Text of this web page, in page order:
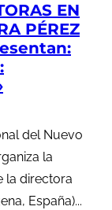
EN
PÉREZ
del Nuevo
la
la directora
España)...